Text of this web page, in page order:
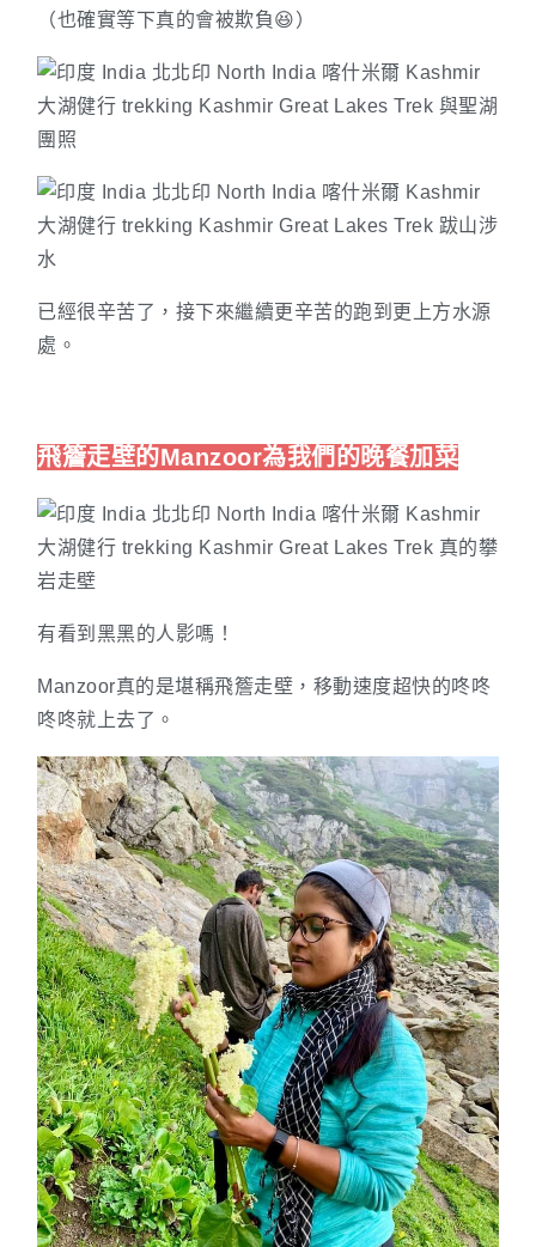
（也確實等下真的會被欺負😆）
已經很辛苦了，接下來繼續更辛苦的跑到更上方水源
處。
飛簷走壁的Manzoor為我們的晚餐加菜
有看到黑黑的人影嗎！
Manzoor真的是堪稱飛簷走壁，移動速度超快的咚咚
咚咚就上去了。